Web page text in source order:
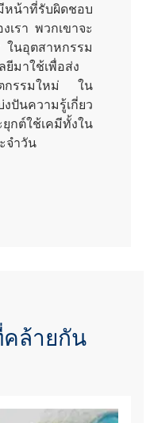
น้าที่รับผิดชอบ
เรา พวกเขาจะ
ในอุตสาหกรรม
มาใช้เพื่อส่ง
กรรมใหม่ ใน
ปันความรู้เกี่ยว
กต์ใช้เคมีทั้งใน
จำวัน
ล้ายกัน